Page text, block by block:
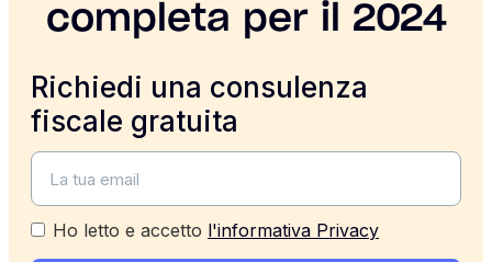
completa per il 2024
Richiedi una consulenza
fiscale gratuita
Ho letto e accetto l'informativa Privacy